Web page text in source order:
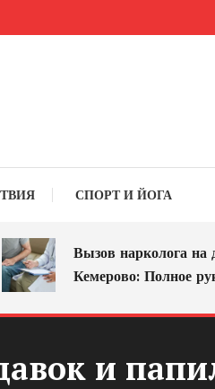
СПОРТ И ЙОГА
Вызов нарколога на дом
Кемерово: Полное
и